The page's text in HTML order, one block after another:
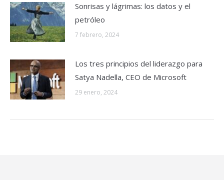
Sonrisas y lágrimas: los datos y el
petróleo
7 febrero, 2024
Los tres principios del liderazgo para
Satya Nadella, CEO de Microsoft
29 enero, 2024